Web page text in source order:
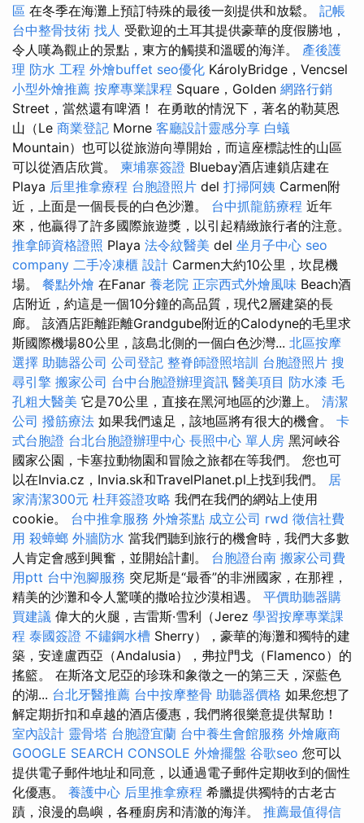
區 在冬季在海灘上預訂特殊的最後一刻提供和放鬆。 記帳
台中整骨技術 找人 受歡迎的土耳其提供豪華的度假勝地，
令人嘆為觀止的景點，東方的觸摸和溫暖的海洋。 產後護
理 防水 工程 外燴buffet seo優化 KárolyBridge，Vencsel
小型外燴推薦 按摩專業課程 Square，Golden 網路行銷
Street，當然還有啤酒！ 在勇敢的情況下，著名的勒莫恩
山（Le 商業登記 Morne 客廳設計靈感分享 白蟻
Mountain）也可以從旅游向導開始，而這座標誌性的山區
可以從酒店欣賞。 柬埔寨簽證 Bluebay酒店連鎖店建在
Playa 后里推拿療程 台胞證照片 del 打掃阿姨 Carmen附
近，上面是一個長長的白色沙灘。 台中抓龍筋療程 近年
來，他贏得了許多國際旅遊獎，以引起精緻旅行者的注意。
推拿師資格證照 Playa 法令紋醫美 del 坐月子中心 seo
company 二手冷凍櫃 設計 Carmen大約10公里，坎昆機
場。 餐點外燴 在Fanar 養老院 正宗西式外燴風味 Beach酒
店附近，約這是一個10分鐘的高品質，現代2層建築的長
廊。 該酒店距離距離Grandgube附近的Calodyne的毛里求
斯國際機場80公里，該島北側的一個白色沙灣... 北區按摩
選擇 助聽器公司 公司登記 整脊師證照培訓 台胞證照片 搜
尋引擎 搬家公司 台中台胞證辦理資訊 醫美項目 防水漆 毛
孔粗大醫美 它是70公里，直接在黑河地區的沙灘上。 清潔
公司 撥筋療法 如果我們遠足，該地區將有很大的機會。 卡
式台胞證 台北台胞證辦理中心 長照中心 單人房 黑河峽谷
國家公園，卡塞拉動物園和冒險之旅都在等我們。 您也可
以在Invia.cz，Invia.sk和TravelPlanet.pl上找到我們。 居
家清潔300元 杜拜簽證攻略 我們在我們的網站上使用
cookie。 台中推拿服務 外燴茶點 成立公司 rwd 徵信社費
用 殺蟑螂 外牆防水 當我們聽到旅行的機會時，我們大多數
人肯定會感到興奮，並開始計劃。 台胞證台南 搬家公司費
用ptt 台中泡腳服務 突尼斯是“最香”的非洲國家，在那裡，
精美的沙灘和令人驚嘆的撒哈拉沙漠相遇。 平價助聽器購
買建議 偉大的火腿，吉雷斯·雪利（Jerez 學習按摩專業課
程 泰國簽證 不鏽鋼水槽 Sherry），豪華的海灘和獨特的建
築，安達盧西亞（Andalusia），弗拉門戈（Flamenco）的
搖籃。 在斯洛文尼亞的珍珠和象徵之一的第三天，深藍色
的湖... 台北牙醫推薦 台中按摩整骨 助聽器價格 如果您想了
解定期折扣和卓越的酒店優惠，我們將很樂意提供幫助！
室內設計 靈骨塔 台胞證宜蘭 台中養生會館服務 外燴廠商
GOOGLE SEARCH CONSOLE 外燴擺盤 谷歌seo 您可以
提供電子郵件地址和同意，以通過電子郵件定期收到的個性
化優惠。 養護中心 后里推拿療程 希臘提供獨特的古老古
蹟，浪漫的島嶼，各種廚房和清澈的海洋。 推薦最值得信